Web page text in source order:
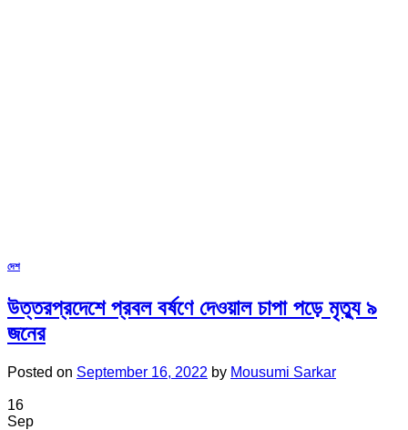
দেশ
উত্তরপ্রদেশে প্রবল বর্ষণে দেওয়াল চাপা পড়ে মৃত্যু ৯
জনের
Posted on September 16, 2022 by Mousumi Sarkar
16
Sep